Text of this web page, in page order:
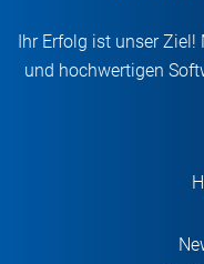
Ihr Erfolg ist unser
und hochwertigen